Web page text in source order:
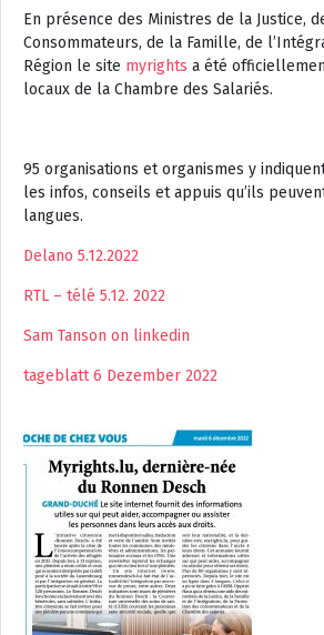
En présence des Ministres de la Justice,
Consommateurs, de la Famille, de
Région le site myrights a été
locaux de la Chambre des Salariés.
95 organisations et organismes y
les infos, conseils et appuis qu’ils
langues.
Delano 5.12.2022
RTL – télé 5.12. 2022
Sam Tanson on linkedin
tageblatt 6 Dezember 2022